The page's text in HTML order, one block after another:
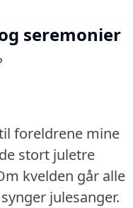
seremonier
foreldrene mine
stort juletre
kvelden går alle
julesanger.